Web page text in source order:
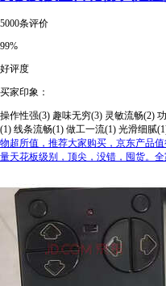
5000条评价
99%
好评度
买家印象：
操作性强(3) 趣味无穷(3) 灵敏流畅(2)
(1) 线条流畅(1) 做工一流(1) 光滑细腻
物超所值，推荐大家购买，京东产品
量天花板级别，顶尖，没错，囤货。全